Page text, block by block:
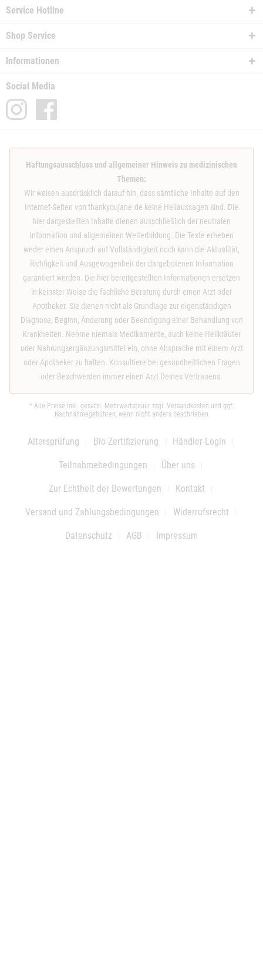
Service Hotline
Shop Service
Informationen
Social Media
Haftungsausschluss und allgemeiner Hinweis zu medizinischen
Themen:
Wir weisen ausdrücklich darauf hin, dass sämtliche Inhalte auf den
Internet-Seiten von thankyoujane.de keine Heilaussagen sind. Die
hier dargestellten Inhalte dienen ausschließlich der neutralen
Information und allgemeinen Weiterbildung. Die Texte erheben
weder einen Anspruch auf Vollständigkeit noch kann die Aktualität,
Richtigkeit und Ausgewogenheit der dargebotenen Information
garantiert werden. Die hier bereitgestellten Informationen ersetzen
in keinster Weise die fachliche Beratung durch einen Arzt oder
Apotheker. Sie dienen nicht als Grundlage zur eigenständigen
Diagnose, Beginn, Änderung oder Beendigung einer Behandlung von
Krankheiten. Nehme niemals Medikamente, auch keine Heilkräuter
oder Nahrungsergänzungsmittel ein, ohne Absprache mit einem Arzt
oder Apotheker zu halten. Konsultiere bei gesundheitlichen Fragen
oder Beschwerden immer einen Arzt Deines Vertrauens.
* Alle Preise inkl. gesetzl. Mehrwertsteuer zzgl. Versandkosten und ggf.
Nachnahmegebühren, wenn nicht anders beschrieben
Altersprüfung Bio-Zertifizierung Händler-Login
Teilnahmebedingungen Über uns
Zur Echtheit der Bewertungen Kontakt
Versand und Zahlungsbedingungen Widerrufsrecht
Datenschutz AGB Impressum